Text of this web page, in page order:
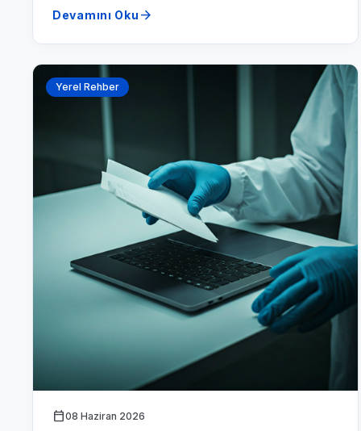
Devamını Oku arrow_forward
Yerel Rehber
calendar_today08 Haziran 2026